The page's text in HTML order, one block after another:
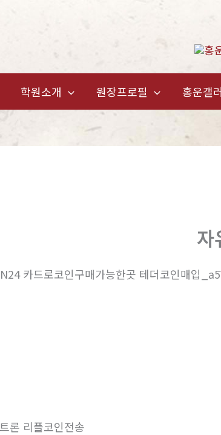
학원소개 원장프로필 홍운갤
자
카드로코인구매가능한곳 테더코인매입
트론 리플코인전송